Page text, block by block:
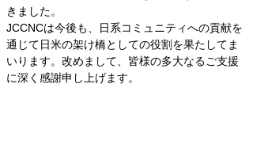
きました。
JCCNCは今後も、日系コミュニティへの貢献を
通じて日米の架け橋としての役割を果たしてま
いります。改めまして、皆様の多大なるご支援
に深く感謝申し上げます。